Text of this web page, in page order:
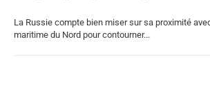
La Russie compte bien miser sur sa proximité
maritime du Nord pour contourner...